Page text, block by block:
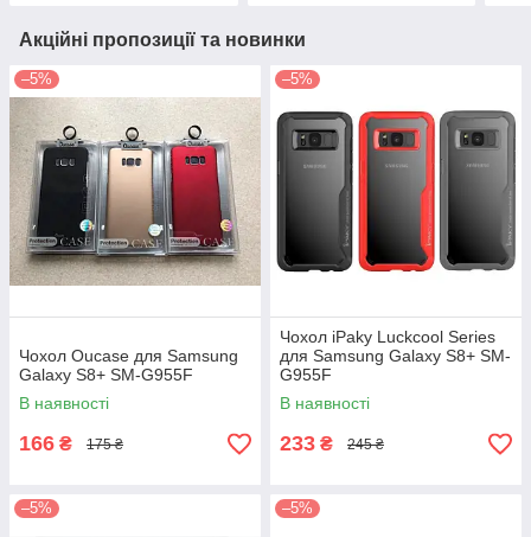
Акційні пропозиції та новинки
–5%
Чохол Oucase для Samsung
Galaxy S8+ SM-G955F
В наявності
166 ₴ 175 ₴
–5%
Чохол iPaky Luckcool Series
для Samsung Galaxy S8+ SM-
G955F
В наявності
233 ₴ 245 ₴
–5% –5%